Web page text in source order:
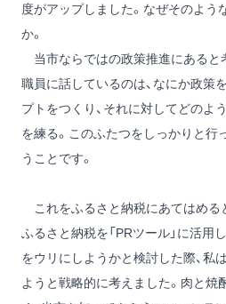
度がアップしました。なぜそのよう
か。
当市ならではの政策推進にあると
職員に話しているのは、なにか政策
プトをつくり、それに対してどのよ
を練る。このふたつをしっかりと行
うことです。
これをふるさと納税にあてはめる
ふるさと納税を「PRツール」に活用
をウリにしようかと検討した際、私
ようと戦略的に考えました。肉と焼